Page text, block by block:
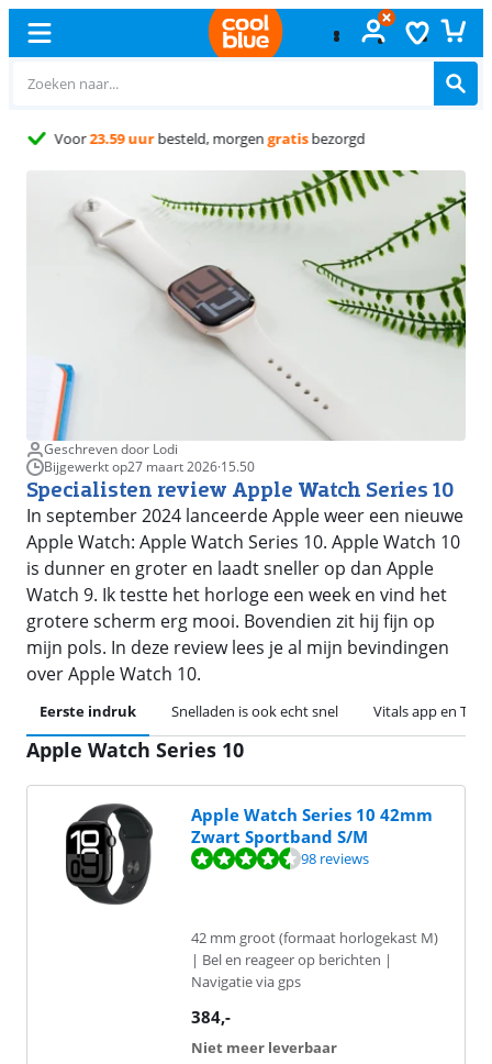
Gratisruilen
Geschreven door Lodi
Bijgewerkt op27 maart 2026·15.50
Specialisten review Apple Watch Series 10
In september 2024 lanceerde Apple weer een nieuwe
Apple Watch: Apple Watch Series 10. Apple Watch 10
is dunner en groter en laadt sneller op dan Apple
Watch 9. Ik testte het horloge een week en vind het
grotere scherm erg mooi. Bovendien zit hij fijn op
mijn pols. In deze review lees je al mijn bevindingen
over Apple Watch 10.
Eerste indruk Snelladen is ook echt snel Vitals app en
Apple Watch Series 10
Apple Watch Series 10 42mm
Zwart Sportband S/M
Beoordeling is 9,1 van de 10, gebaseerd op 98 reviews.
98 reviews
42 mm groot (formaat horlogekast M)
| Bel en reageer op berichten |
Navigatie via gps
384,-
Niet meer leverbaar